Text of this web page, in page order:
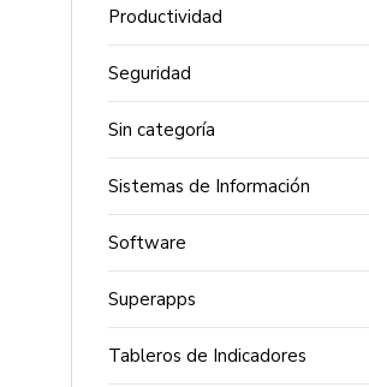
Productividad
Seguridad
Sin categoría
Sistemas de Información
Software
Superapps
Tableros de Indicadores